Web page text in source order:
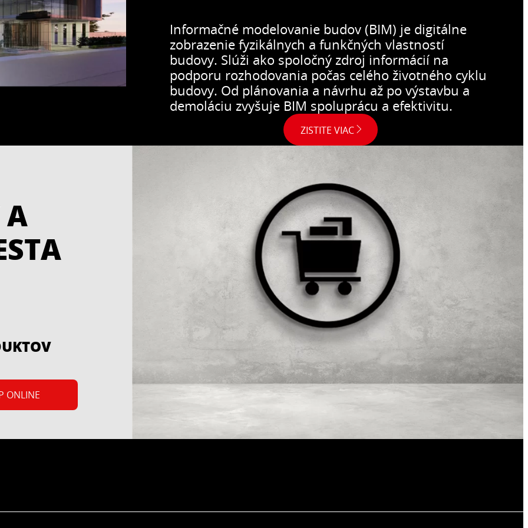
vlny a
zhotovenie
vystužených
sieťou v
systémoch
budov
Informačné modelovanie budov (BIM) je digitálne
zobrazenie fyzikálnych a funkčných vlastností
budovy. Slúži ako spoločný zdroj informácií na
podporu rozhodovania počas celého životného cyklu
budovy. Od plánovania a návrhu až po výstavbu a
demoláciu zvyšuje BIM spoluprácu a efektivitu.
ZISTITE VIAC
A
ONLINE